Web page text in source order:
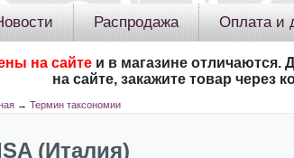
Распродажа Оплата и
на сайте и в магазине отличаются.
на сайте, закажите товар через
→Термин таксономии
(Италия)